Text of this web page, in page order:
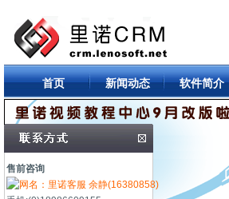
首页 新闻动态 软件简介
售前咨询
余静(16380858)